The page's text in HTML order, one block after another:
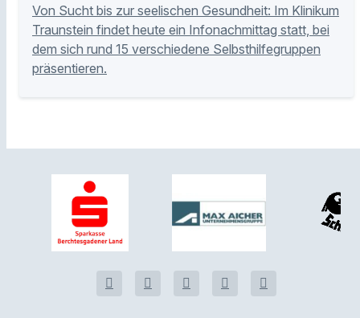
Von Sucht bis zur seelischen Gesundheit: Im Klinikum
Traunstein findet heute ein Infonachmittag statt, bei
dem sich rund 15 verschiedene Selbsthilfegruppen
präsentieren.